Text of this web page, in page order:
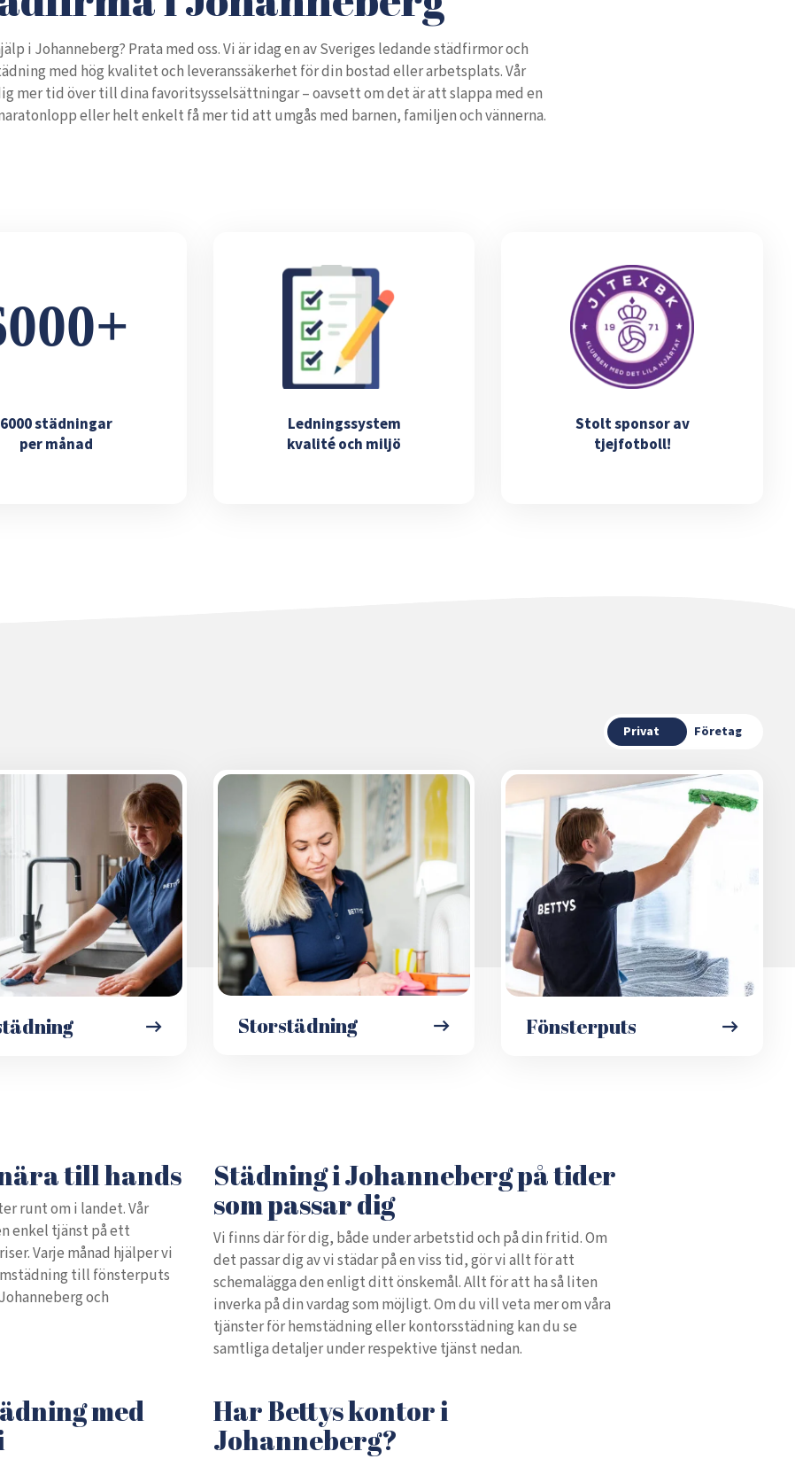
i Johanneberg? Prata med oss. Vi är idag en av Sveriges ledande städfirmor och
med hög kvalitet och leveranssäkerhet för din bostad eller arbetsplats. Vår
mer tid över till dina favoritsysselsättningar – oavsett om det är att slappa med en
eller helt enkelt få mer tid att umgås med barnen, familjen och vännerna.
6000 städningar
per månad
Ledningssystem
kvalité och miljö
Stolt sponsor av
tjejfotboll!
Privat Företag
Storstädning Fönsterputs
till hands
runt om i landet. Vår
enkel tjänst på ett
Varje månad hjälper vi
till fönsterputs
och
Städning i Johanneberg på tider
som passar dig
Vi finns där för dig, både under arbetstid och på din fritid. Om
det passar dig av vi städar på en viss tid, gör vi allt för att
schemalägga den enligt ditt önskemål. Allt för att ha så liten
inverka på din vardag som möjligt. Om du vill veta mer om våra
tjänster för hemstädning eller kontorsstädning kan du se
samtliga detaljer under respektive tjänst nedan.
med
Har Bettys kontor i
Johanneberg?